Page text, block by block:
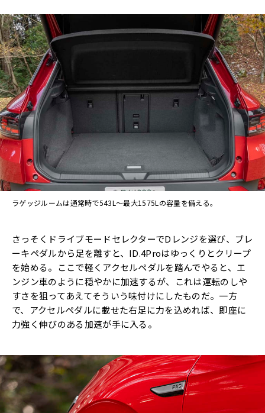
ラゲッジルームは通常時で543L～最大1575Lの容量を備える。
さっそくドライブモードセレクターでDレンジを選び、ブレ
ーキペダルから足を離すと、ID.4Proはゆっくりとクリープ
を始める。ここで軽くアクセルペダルを踏んでやると、エ
ンジン車のように穏やかに加速するが、これは運転のしや
すさを狙ってあえてそういう味付けにしたものだ。一方
で、アクセルペダルに載せた右足に力を込めれば、即座に
力強く伸びのある加速が手に入る。